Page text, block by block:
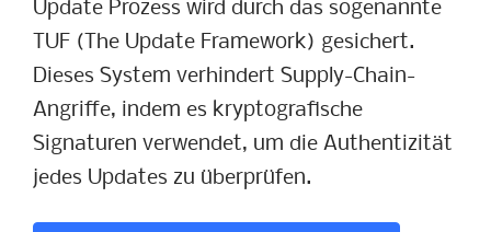
Update Prozess wird durch das sogenannte
TUF (The Update Framework) gesichert.
Dieses System verhindert Supply-Chain-
Angriffe, indem es kryptografische
Signaturen verwendet, um die Authentizität
jedes Updates zu überprüfen.